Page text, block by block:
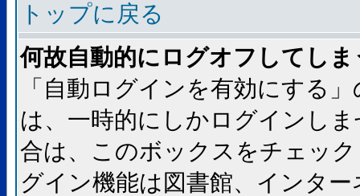
トップに戻る
何故自動的にログオフしてし
「自動ログインを有効にする
は、一時的にしかログインし
合は、このボックスをチェッ
グイン機能は図書館、インタ